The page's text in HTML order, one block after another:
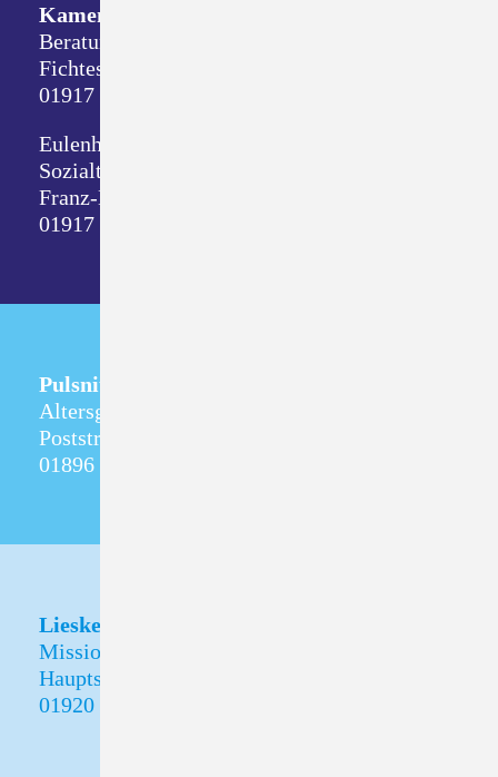
Kamenz
Beratungsdienste
Fichtestraße 8
01917 Kamenz
Eulenhof
Sozialtherapeutische Wohnstätte
Franz-Mehring-Straße 1
01917 Kamenz
Pulsnitz
Altersgerechtes Wohnen
Poststraße 5
01896 Pulsnitz
Lieske
Missionshof Lieske
Hauptstraße 30
01920 Oßling OT Lieske